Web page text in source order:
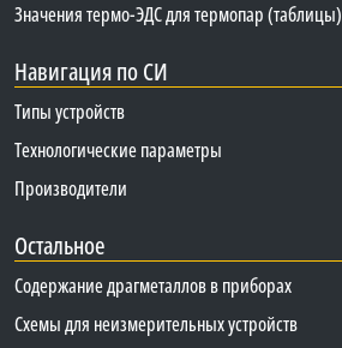
Значения термо-ЭДС для термопар (таблицы)
Навигация по СИ
Типы устройств
Технологические параметры
Производители
Остальное
Содержание драгметаллов в приборах
Схемы для неизмерительных устройств